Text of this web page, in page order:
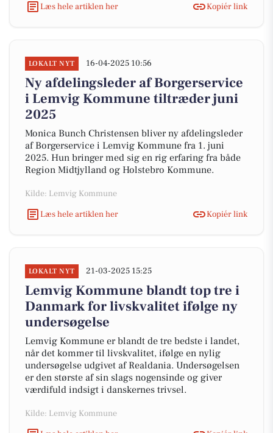
Læs hele artiklen her
Kopiér link
LOKALT NYT 16-04-2025 10:56
Ny afdelingsleder af Borgerservice
i Lemvig Kommune tiltræder juni
2025
Monica Bunch Christensen bliver ny afdelingsleder
af Borgerservice i Lemvig Kommune fra 1. juni
2025. Hun bringer med sig en rig erfaring fra både
Region Midtjylland og Holstebro Kommune.
Kilde: Lemvig Kommune
Læs hele artiklen her
Kopiér link
LOKALT NYT 21-03-2025 15:25
Lemvig Kommune blandt top tre i
Danmark for livskvalitet ifølge ny
undersøgelse
Lemvig Kommune er blandt de tre bedste i landet,
når det kommer til livskvalitet, ifølge en nylig
undersøgelse udgivet af Realdania. Undersøgelsen
er den største af sin slags nogensinde og giver
værdifuld indsigt i danskernes trivsel.
Kilde: Lemvig Kommune